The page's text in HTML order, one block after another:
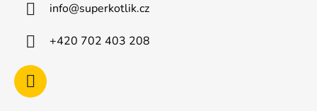
info@superkotlik.cz
+420 702 403 208